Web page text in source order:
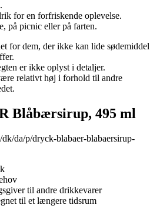
for en forfriskende oplevelse.
på picnic eller på farten.
for dem, der ikke kan lide sødemiddel
er ikke oplyst i detaljer.
relativt høj i forhold til andre
Blåbærsirup, 495 ml
da/p/dryck-blabaer-blabaersirup-
til andre drikkevarer
til et længere tidsrum